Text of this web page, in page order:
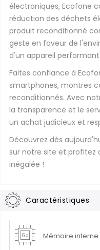
électroniques, Ecofone
réduction des déchets
produit reconditionné
geste en faveur de
d'un appareil
Faites confiance à
smartphones, montres
reconditionnés. Avec
la transparence et le
un achat judicieux et
Découvrez dès
sur notre site et profitez
inégalée !
Caractéristiques
Plus
d’informationMémoire interne